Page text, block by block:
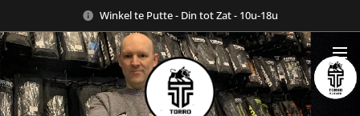
Winkel te Putte - Din tot Zat - 10u-18u